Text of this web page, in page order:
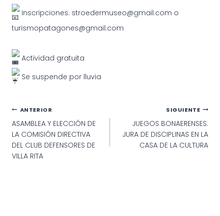
Inscripciones: stroedermuseo@gmail.com o
turismopatagones@gmail.com
Actividad gratuita
Se suspende por lluvia
Navegación
de
entradas
ANTERIOR
ASAMBLEA Y ELECCIÓN DE
LA COMISIÓN DIRECTIVA
DEL CLUB DEFENSORES DE
VILLA RITA
SIGUIENTE
JUEGOS BONAERENSES:
JURA DE DISCIPLINAS EN LA
CASA DE LA CULTURA